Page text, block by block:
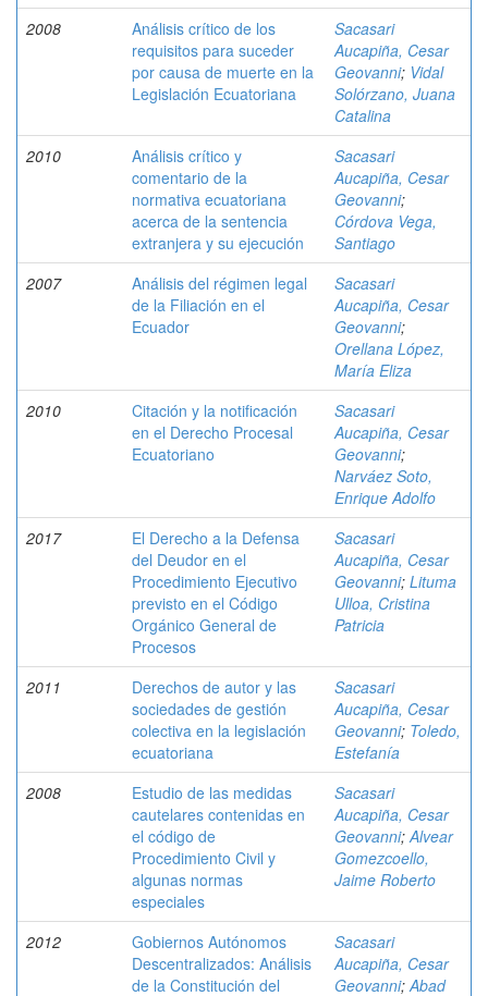
2008
Análisis crítico de los
requisitos para suceder
por causa de muerte en la
Legislación Ecuatoriana
Sacasari
Aucapiña, Cesar
Geovanni; Vidal
Solórzano, Juana
Catalina
2010
Análisis crítico y
comentario de la
normativa ecuatoriana
acerca de la sentencia
extranjera y su ejecución
Sacasari
Aucapiña, Cesar
Geovanni;
Córdova Vega,
Santiago
2007
Análisis del régimen legal
de la Filiación en el
Ecuador
Sacasari
Aucapiña, Cesar
Geovanni;
Orellana López,
María Eliza
2010
Citación y la notificación
en el Derecho Procesal
Ecuatoriano
Sacasari
Aucapiña, Cesar
Geovanni;
Narváez Soto,
Enrique Adolfo
2017
El Derecho a la Defensa
del Deudor en el
Procedimiento Ejecutivo
previsto en el Código
Orgánico General de
Procesos
Sacasari
Aucapiña, Cesar
Geovanni; Lituma
Ulloa, Cristina
Patricia
2011
Derechos de autor y las
sociedades de gestión
colectiva en la legislación
ecuatoriana
Sacasari
Aucapiña, Cesar
Geovanni; Toledo,
Estefanía
2008
Estudio de las medidas
cautelares contenidas en
el código de
Procedimiento Civil y
algunas normas
especiales
Sacasari
Aucapiña, Cesar
Geovanni;Alvear
Gomezcoello,
Jaime Roberto
2012
Gobiernos Autónomos
Descentralizados: Análisis
de la Constitución del
Sacasari
Aucapiña, Cesar
Geovanni;Abad